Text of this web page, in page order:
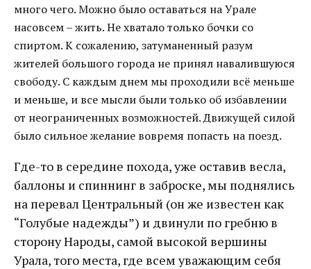
много чего. Можно было оставаться на Урале
насовсем – жить. Не хватало только бочки со
спиртом. К сожалению, затуманенный разум
жителей большого города не принял навалившуюся
свободу. С каждым днем мы проходили всё меньше
и меньше, и все мысли были только об избавлении
от неограниченных возможностей. Движущей силой
было сильное желание вовремя попасть на поезд.
Где-то в середине похода, уже оставив весла,
баллоны и спиннинг в заброске, мы поднялись
на перевал Центральный (он же известен как
“Голубые надежды”) и двинули по гребню в
сторону Народы, самой высокой вершины
Урала, того места, где всем уважающим себя